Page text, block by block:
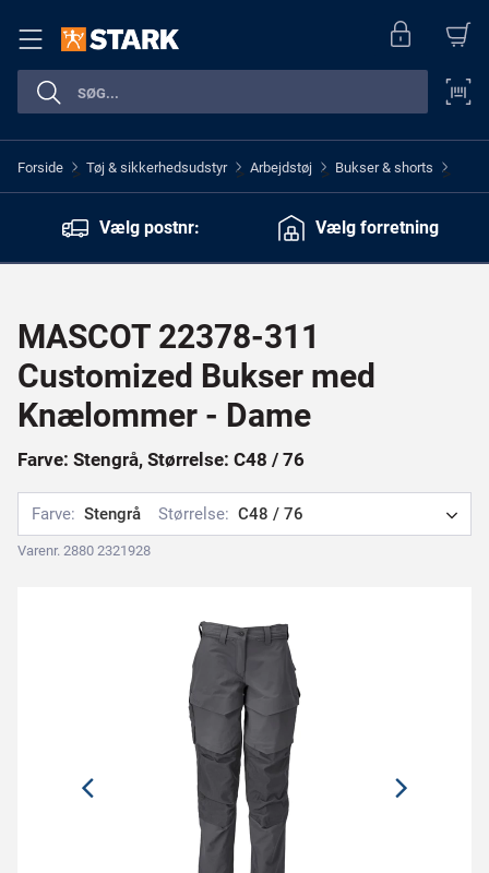
Forside > Tøj & sikkerhedsudstyr > Arbejdstøj > Bukser & shorts >
Vælg postnr: Vælg forretning
MASCOT 22378-311
Customized Bukser med
Knælommer - Dame
Farve: Stengrå, Størrelse: C48 / 76
Farve: Stengrå Størrelse: C48 / 76
Varenr. 2880 2321928